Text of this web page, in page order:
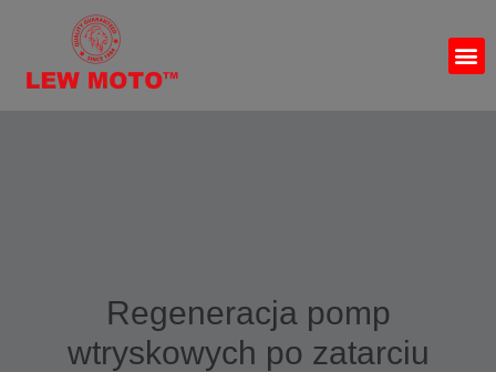
Regeneracja pomp
wtryskowych po zatarciu